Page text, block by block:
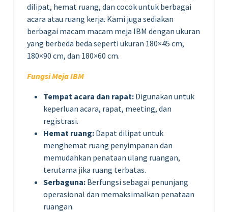
dilipat, hemat ruang, dan cocok untuk berbagai
acara atau ruang kerja. Kami juga sediakan
berbagai macam macam meja IBM dengan ukuran
yang berbeda beda seperti ukuran 180×45 cm,
180×90 cm, dan 180×60 cm.
Fungsi Meja IBM
Tempat acara dan rapat: Digunakan untuk
keperluan acara, rapat, meeting, dan
registrasi.
Hemat ruang: Dapat dilipat untuk
menghemat ruang penyimpanan dan
memudahkan penataan ulang ruangan,
terutama jika ruang terbatas.
Serbaguna: Berfungsi sebagai penunjang
operasional dan memaksimalkan penataan
ruangan.